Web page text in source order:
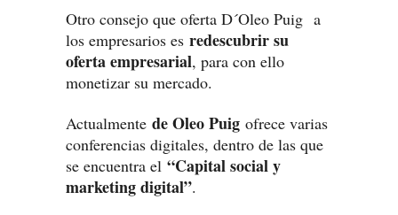
Otro consejo que oferta D´Oleo Puig a
los empresarios es redescubrir su
oferta empresarial, para con ello
monetizar su mercado.
Actualmente de Oleo Puig ofrece varias
conferencias digitales, dentro de las que
se encuentra el “Capital social y
marketing digital”.